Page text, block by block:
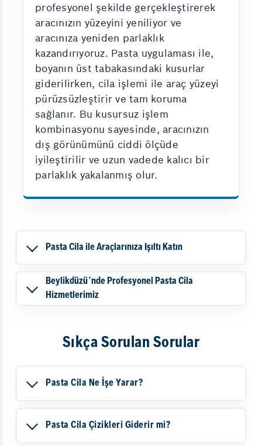
profesyonel şekilde gerçekleştirerek
aracınızın yüzeyini yeniliyor ve
aracınıza yeniden parlaklık
kazandırıyoruz. Pasta uygulaması ile,
boyanın üst tabakasındaki kusurlar
giderilirken, cila işlemi ile araç yüzeyi
pürüzsüzleştirir ve tam koruma
sağlanır. Bu kusursuz işlem
kombinasyonu sayesinde, aracınızın
dış görünümünü ciddi ölçüde
iyileştirilir ve uzun vadede kalıcı bir
parlaklık yakalanmış olur.
Pasta Cila ile Araçlarınıza Işıltı Katın
Beylikdüzü´nde Profesyonel Pasta Cila
Hizmetlerimiz
Sıkça Sorulan Sorular
Pasta Cila Ne İşe Yarar?
Pasta Cila Çizikleri Giderir mi?